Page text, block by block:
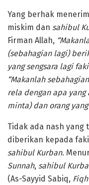
Yang berhak
miskim dan sahibul
Firman Allah,
(sebahagian lagi)
yang sengsara lagi
“Makanlah
rela dengan apa
minta) dan orang
Tidak ada nash yang
diberikan kepada
sahibul Kurban.
Sunnah, sahibul
(As-Sayyid Sabiq,